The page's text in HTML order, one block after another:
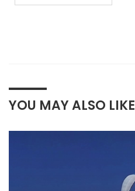
YOU MAY ALSO LIKE